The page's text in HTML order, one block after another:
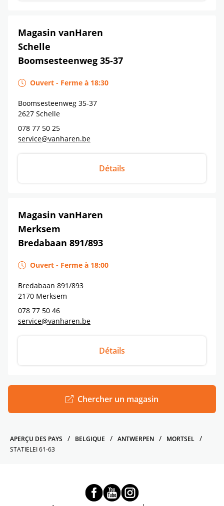
Magasin vanHaren
Schelle
Boomsesteenweg 35-37
Ouvert - Ferme à 18:30
Boomsesteenweg 35-37
2627 Schelle
078 77 50 25
service@vanharen.be
Détails
Magasin vanHaren
Merksem
Bredabaan 891/893
Ouvert - Ferme à 18:00
Bredabaan 891/893
2170 Merksem
078 77 50 46
service@vanharen.be
Détails
Chercher un magasin
APERÇU DES PAYS BELGIQUE ANTWERPEN
MORTSEL
STATIELEI 61-63